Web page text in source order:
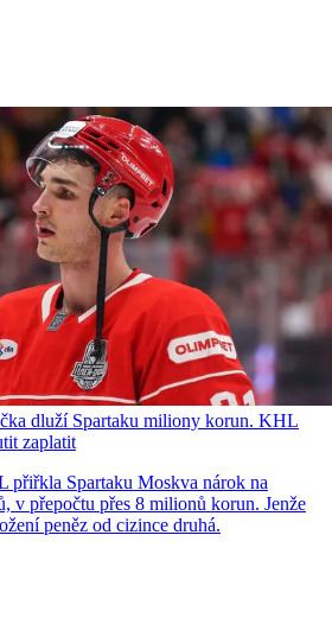
dluží Spartaku miliony korun. KHL
zaplatit
přiřkla Spartaku Moskva nárok na
v přepočtu přes 8 milionů korun. Jenže
peněz od cizince druhá.